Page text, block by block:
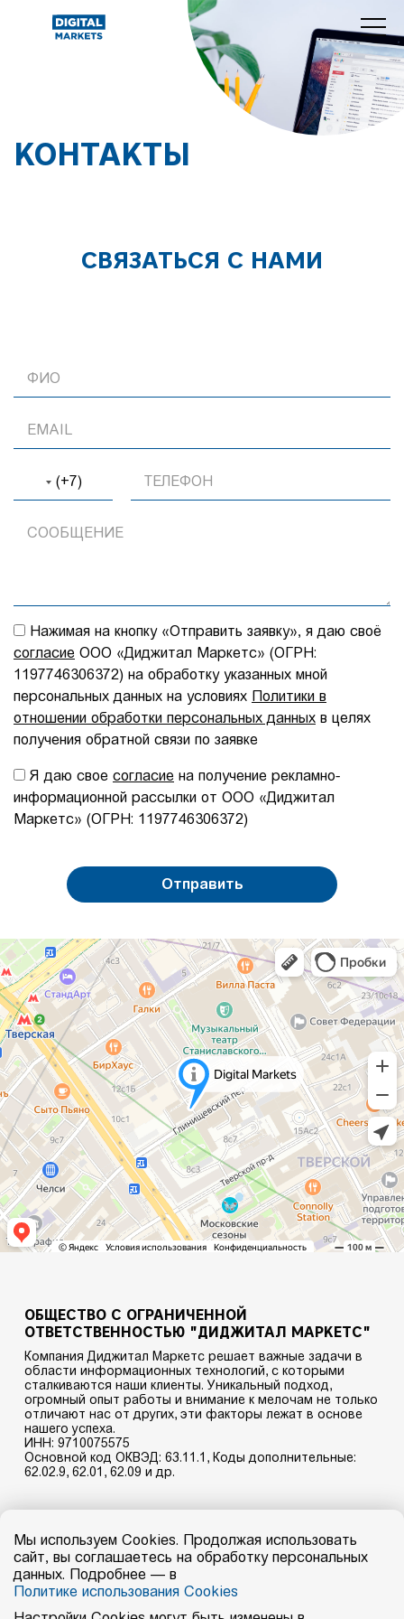
Digital Markets
КОНТАКТЫ
СВЯЗАТЬСЯ С НАМИ
(+7)
Нажимая на кнопку «Отправить заявку», я даю своё
согласие ООО «Диджитал Маркетс» (ОГРН:
1197746306372) на обработку указанных мной
персональных данных на условиях Политики в
отношении обработки персональных данных в целях
получения обратной связи по заявке
Я даю свое согласие на получение рекламно-
информационной рассылки от ООО «Диджитал
Маркетс» (ОГРН: 1197746306372)
ОБЩЕСТВО С ОГРАНИЧЕННОЙ
ОТВЕТСТВЕННОСТЬЮ "ДИДЖИТАЛ МАРКЕТС"
Компания Диджитал Маркетс решает важные задачи в
области информационных технологий, с которыми
сталкиваются наши клиенты. Уникальный подход,
огромный опыт работы и внимание к мелочам не только
отличают нас от других, эти факторы лежат в основе
нашего успеха.
ИНН: 9710075575
Основной код ОКВЭД: 63.11.1, Коды дополнительные:
62.02.9, 62.01, 62.09 и др.
Российская Федерация, 125009
г. Москва, пер. Глинищевский, дом 3
тел:8 (495) 669-13-21
e-mail: info@dgtl.market
Пользовательское соглашение
Политика в отношении обработки персональных данных
Мы используем Cookies. Продолжая использовать
сайт, вы соглашаетесь на обработку персональных
данных. Подробнее — в
Политике использования Cookies